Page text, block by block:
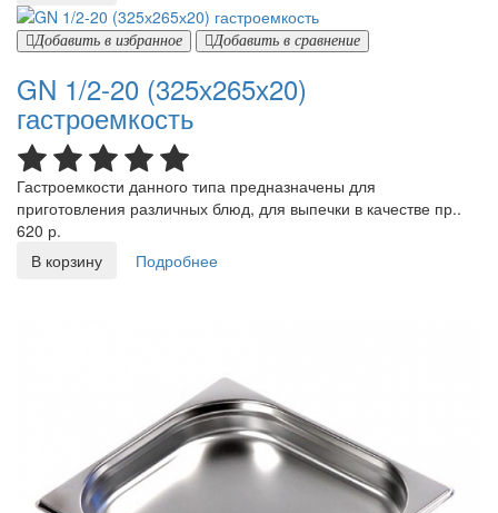
Добавить в избранное Добавить в сравнение
GN 1/2-20 (325х265х20)
гастроемкость
Гастроемкости данного типа предназначены для
приготовления различных блюд, для выпечки в качестве пр..
620 р.
В корзину
Подробнее